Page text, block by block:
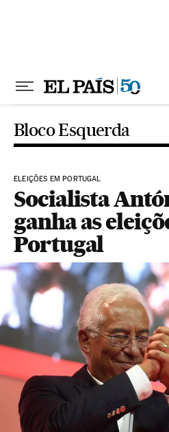
Bloco Esquerda
ELEIÇÕES EM PORTUGAL
Socialista
ganha as
Portugal